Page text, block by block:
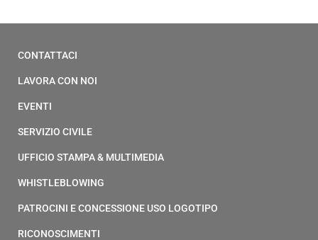
CONTATTACI
LAVORA CON NOI
EVENTI
SERVIZIO CIVILE
UFFICIO STAMPA & MULTIMEDIA
WHISTLEBLOWING
PATROCINI E CONCESSIONE USO LOGOTIPO
RICONOSCIMENTI